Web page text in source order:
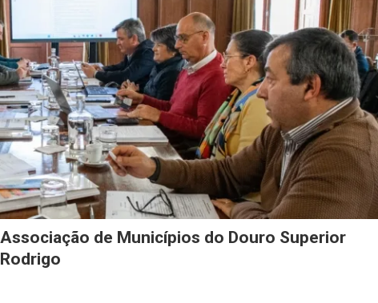
de Municípios do Douro Superior